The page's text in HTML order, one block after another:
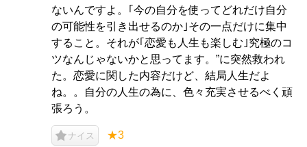
ないんですよ。｢今の自分を使ってどれだけ自分
の可能性を引き出せるのか｣その一点だけに集中
すること。それが｢恋愛も人生も楽しむ｣究極のコ
ツなんじゃないかと思ってます。”に突然救われ
た。恋愛に関した内容だけど、結局人生だよ
ね。。自分の人生の為に、色々充実させるべく頑
張ろう。
ナイス ★3